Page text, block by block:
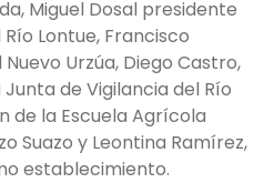
Miguel Dosal presidente
Lontue, Francisco
Urzúa, Diego Castro,
de Vigilancia del Río
de la Escuela Agrícola
Suazo y Leontina Ramírez,
establecimiento.